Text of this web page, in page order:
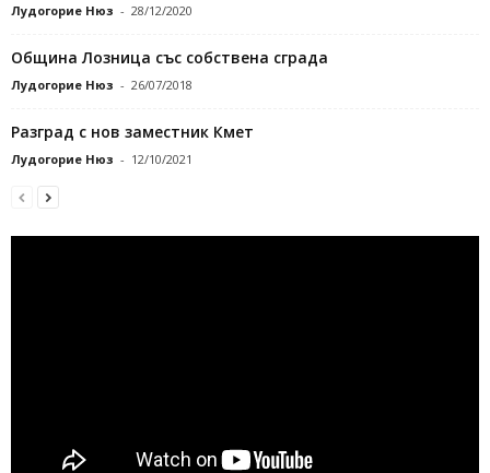
Лудогорие Нюз - 28/12/2020
Община Лозница със собствена сграда
Лудогорие Нюз - 26/07/2018
Разград с нов заместник Кмет
Лудогорие Нюз - 12/10/2021